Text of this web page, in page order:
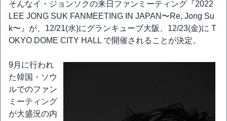
そんなイ・ジョンソクの来日ファンミーティング『2022
LEE JONG SUK FANMEETING IN JAPAN〜Re, Jong Su
k〜』が、12/21(水)にグランキューブ大阪、12/23(金)に T
OKYO DOME CITY HALL で開催されることが決定。
9月に行われ
た韓国・ソウ
ルでのファン
ミーティング
が大盛況の内